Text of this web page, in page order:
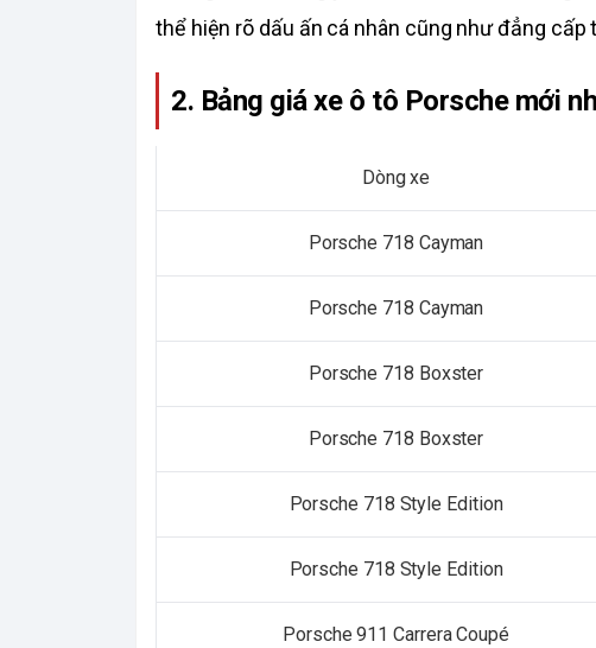
thể hiện rõ dấu ấn cá nhân cũng như đẳng cấp
2. Bảng giá xe ô tô Porsche mới
Dòng xe
Porsche 718 Cayman
Porsche 718 Cayman
Porsche 718 Boxster
Porsche 718 Boxster
Porsche 718 Style Edition
Porsche 718 Style Edition
Porsche 911 Carrera Coupé